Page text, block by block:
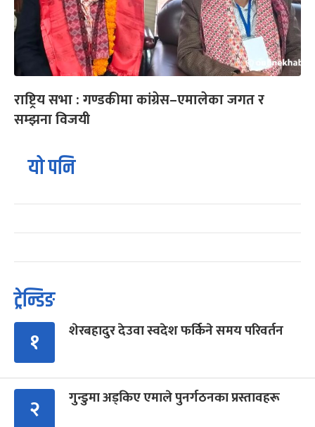
राष्ट्रिय सभा : गण्डकीमा कांग्रेस–एमालेका जगत र
सम्झना विजयी
यो पनि
ट्रेन्डिङ
१ शेरबहादुर देउवा स्वदेश फर्किने समय परिवर्तन
२ गुन्डुमा अड्किए एमाले पुनर्गठनका प्रस्तावहरू